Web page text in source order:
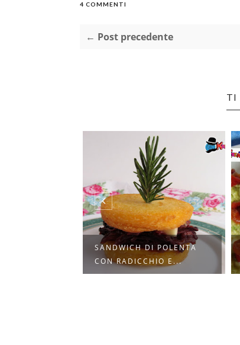
4 COMMENTI
← Post precedente
TI
SANDWICH DI POLENTA
CON RADICCHIO E...